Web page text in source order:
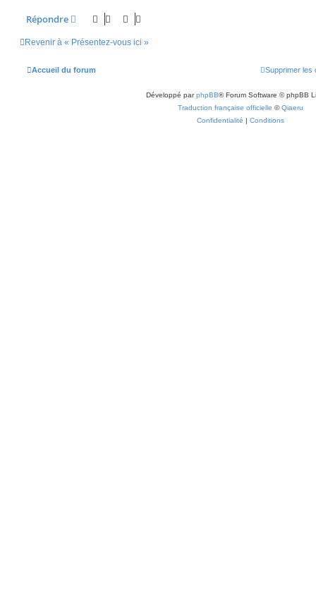
Répondre
Revenir à « Présentez-vous ici »
Accueil du forum Supprimer les
Développé parphpBB® Forum Software © phpBB
Traduction française officielle ©Qiaeru
Confidentialité | Conditions